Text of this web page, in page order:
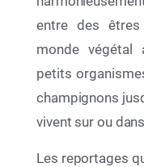
La 24e
(COP24) à la
Protocoles
entre des
monde végétal
petits
champignons
vivent sur ou
Les reportages